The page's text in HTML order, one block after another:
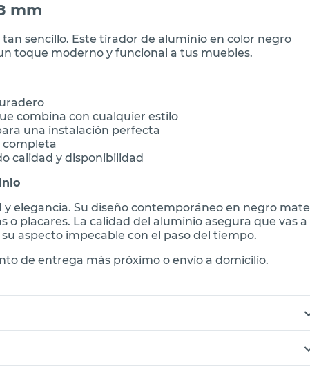
mm
sencillo. Este tirador de aluminio en color negro
toque moderno y funcional a tus muebles.
combina con cualquier estilo
una instalación perfecta
completa
calidad y disponibilidad
elegancia. Su diseño contemporáneo en negro mate
o placares. La calidad del aluminio asegura que vas a
aspecto impecable con el paso del tiempo.
de entrega más próximo o envío a domicilio.